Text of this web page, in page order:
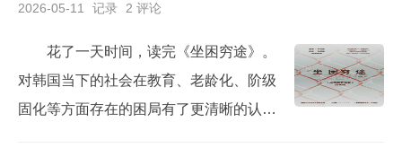
的时候，第一反应是不想去。真是应了那
2026-05-11 记录 2 评论
花了一天时间，读完《坐困穷途》。
对韩国当下的社会在教育、老龄化、阶级
固化等方面存在的困局有了更清晰的认